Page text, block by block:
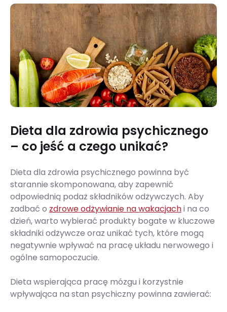
Dieta dla zdrowia psychicznego
– co jeść a czego unikać?
Dieta dla zdrowia psychicznego powinna być
starannie skomponowana, aby zapewnić
odpowiednią podaż składników odżywczych. Aby
zadbać o zdrowe odżywianie na wakacjachi na co
dzień, warto wybierać produkty bogate w kluczowe
składniki odżywcze oraz unikać tych, które mogą
negatywnie wpływać na pracę układu nerwowego i
ogólne samopoczucie.
Dieta wspierająca pracę mózgu i korzystnie
wpływająca na stan psychiczny powinna zawierać: